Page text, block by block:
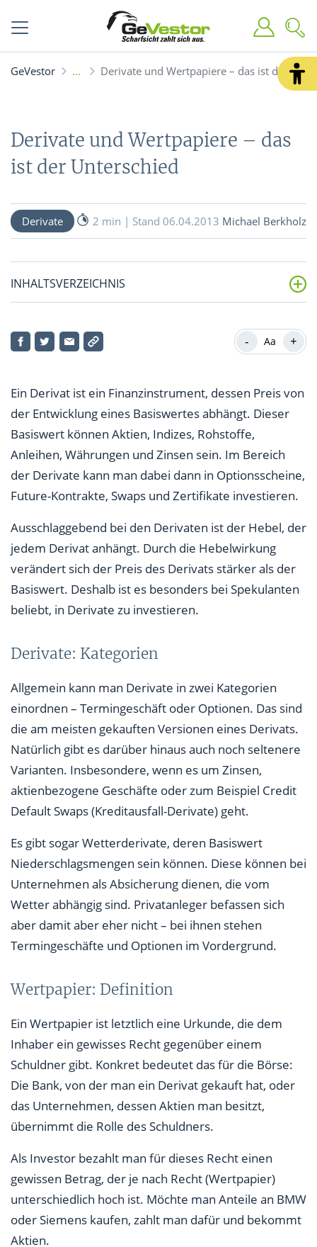
GeVestor Derivate und Wertpapiere – das ist der
Derivate und Wertpapiere – das
ist der Unterschied
Derivate 2 min | Stand 06.04.2013 Michael Berkholz
INHALTSVERZEICHNIS
Wertpapier: Definition - Aa +
Ein Derivat ist ein Finanzinstrument, dessen Preis von
der Entwicklung eines Basiswertes abhängt. Dieser
Basiswert können Aktien, Indizes, Rohstoffe,
Anleihen, Währungen und Zinsen sein. Im Bereich
der Derivate kann man dabei dann in Optionsscheine,
Future-Kontrakte, Swaps und Zertifikate investieren.
Ausschlaggebend bei den Derivaten ist der Hebel, der
jedem Derivat anhängt. Durch die Hebelwirkung
verändert sich der Preis des Derivats stärker als der
Basiswert. Deshalb ist es besonders bei Spekulanten
beliebt, in Derivate zu investieren.
Derivate: Kategorien
Allgemein kann man Derivate in zwei Kategorien
einordnen – Termingeschäft oder Optionen. Das sind
die am meisten gekauften Versionen eines Derivats.
Natürlich gibt es darüber hinaus auch noch seltenere
Varianten. Insbesondere, wenn es um Zinsen,
aktienbezogene Geschäfte oder zum Beispiel Credit
Default Swaps (Kreditausfall-Derivate) geht.
Es gibt sogar Wetterderivate, deren Basiswert
Niederschlagsmengen sein können. Diese können bei
Unternehmen als Absicherung dienen, die vom
Wetter abhängig sind. Privatanleger befassen sich
aber damit aber eher nicht – bei ihnen stehen
Termingeschäfte und Optionen im Vordergrund.
Wertpapier: Definition
Ein Wertpapier ist letztlich eine Urkunde, die dem
Inhaber ein gewisses Recht gegenüber einem
Schuldner gibt. Konkret bedeutet das für die Börse:
Die Bank, von der man ein Derivat gekauft hat, oder
das Unternehmen, dessen Aktien man besitzt,
übernimmt die Rolle des Schuldners.
Als Investor bezahlt man für dieses Recht einen
gewissen Betrag, der je nach Recht (Wertpapier)
unterschiedlich hoch ist. Möchte man Anteile an BMW
oder Siemens kaufen, zahlt man dafür und bekommt
Aktien.